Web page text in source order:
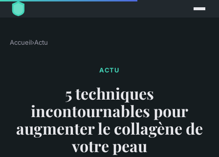
Accueil›Actu
ACTU
5 techniques
incontournables pour
augmenter le collagène de
votre peau